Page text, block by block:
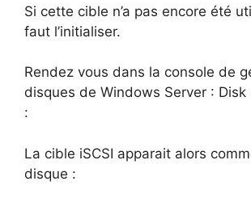
Si cette cible n’a pas encore été
faut l’initialiser.
Rendez vous dans la console de
disques de Windows Server :
:
La cible iSCSI apparait alors
disque :